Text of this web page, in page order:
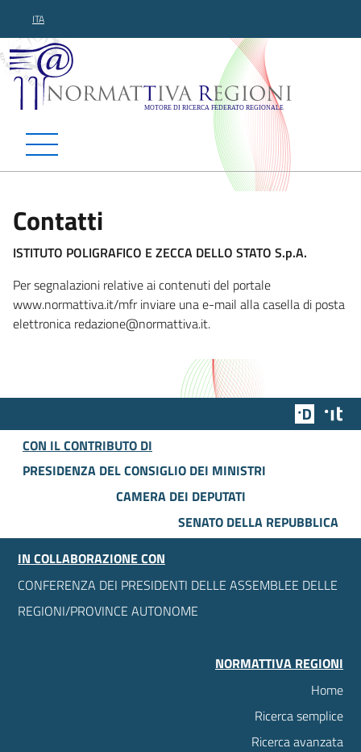
ITA
Normattiva Regioni -
Contatti
ISTITUTO POLIGRAFICO E ZECCA DELLO STATO S.p.A.
Per segnalazioni relative ai contenuti del portale
www.normattiva.it/mfr inviare una e-mail alla casella di posta
elettronica redazione@normattiva.it.
Team
CON IL CONTRIBUTO DI
PRESIDENZA DEL CONSIGLIO DEI MINISTRI
CAMERA DEI DEPUTATI
SENATO DELLA REPUBBLICA
IN COLLABORAZIONE CON
CONFERENZA DEI PRESIDENTI DELLE ASSEMBLEE DELLE
REGIONI/PROVINCE AUTONOME
NORMATTIVA REGIONI
Home
Ricerca semplice
Ricerca avanzata